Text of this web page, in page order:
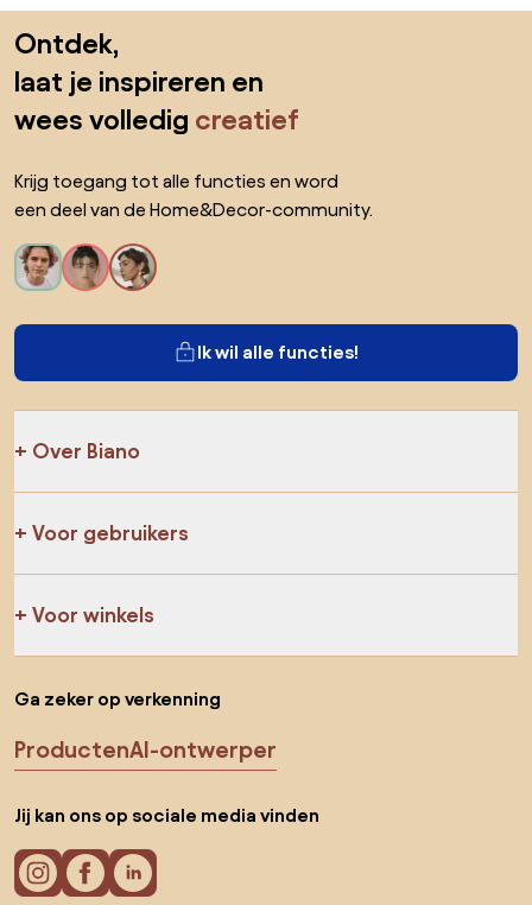
Ontdek,
laat je inspireren en
wees volledig creatief
Krijg toegang tot alle functies en word
een deel van de Home&Decor-community.
Ik wil alle functies!
Over Biano
Voor gebruikers
Voor winkels
Ga zeker op verkenning
ProductenAI-ontwerper
Jij kan ons op sociale media vinden